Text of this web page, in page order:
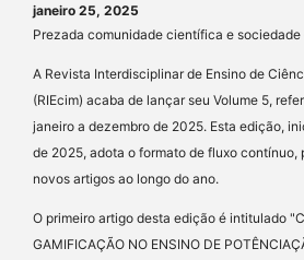
janeiro 25, 2025
Prezada comunidade científica e sociedade
A Revista Interdisciplinar de Ensino de
(RIEcim) acaba de lançar seu Volume 5,
janeiro a dezembro de 2025. Esta edição,
de 2025, adota o formato de fluxo contínuo,
novos artigos ao longo do ano.
O primeiro artigo desta edição é intitulado
GAMIFICAÇÃO NO ENSINO DE